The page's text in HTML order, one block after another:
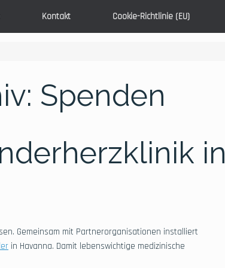
Kontakt Cookie-Richtlinie (EU)
Spenden
in
Gemeinsam mit Partnerorganisationen installiert
in Havanna. Damit lebenswichtige medizinische